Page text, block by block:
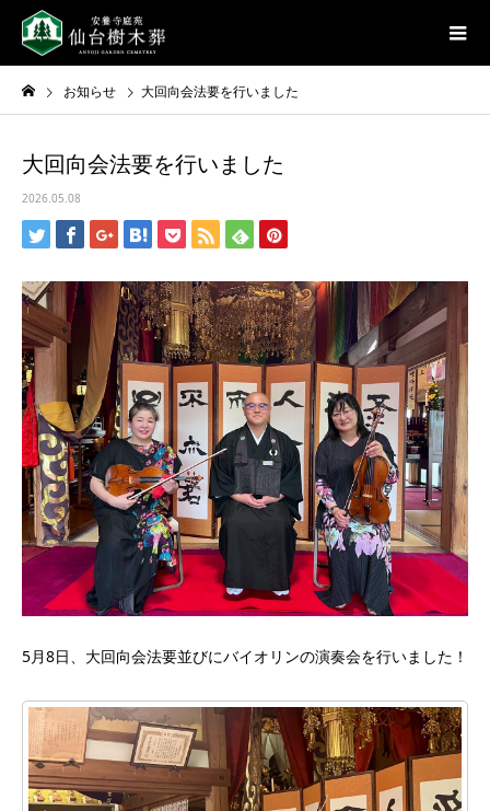
お知らせ 大回向会法要を行いました
大回向会法要を行いました
2026.05.08
5月8日、大回向会法要並びにバイオリンの演奏会を行いました！